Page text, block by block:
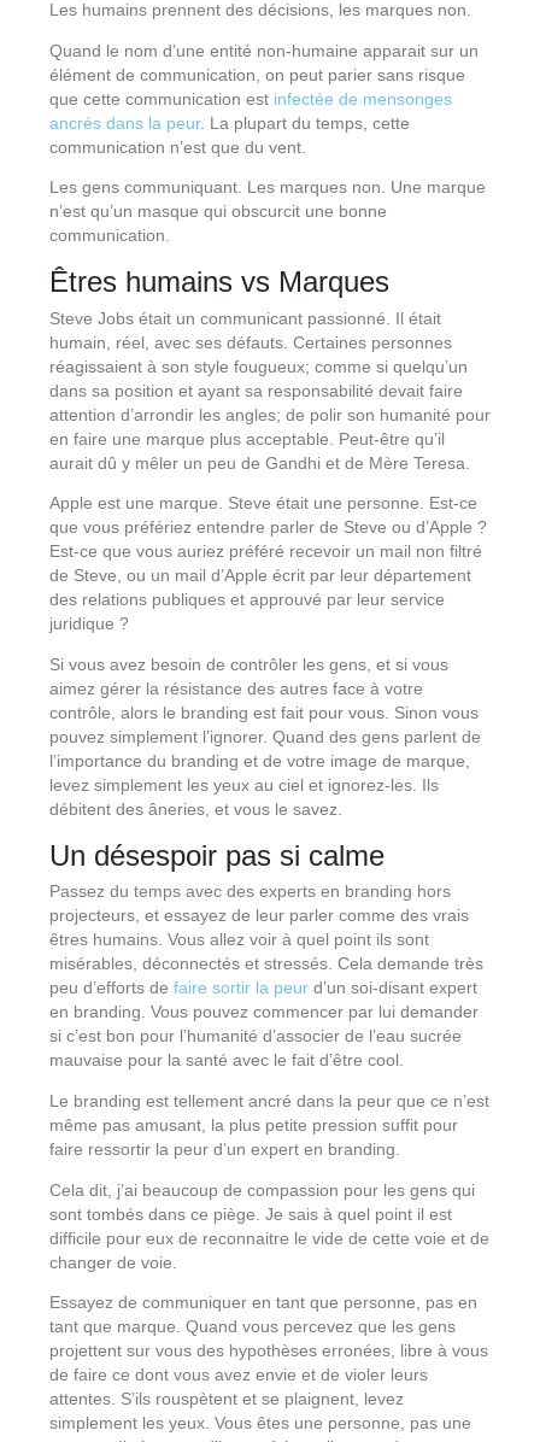
Les humains prennent des décisions, les marques non.
Quand le nom d’une entité non-humaine apparait sur un
élément de communication, on peut parier sans risque
que cette communication est infectée de mensonges
ancrés dans la peur. La plupart du temps, cette
communication n’est que du vent.
Les gens communiquant. Les marques non. Une marque
n’est qu’un masque qui obscurcit une bonne
communication.
Êtres humains vs Marques
Steve Jobs était un communicant passionné. Il était
humain, réel, avec ses défauts. Certaines personnes
réagissaient à son style fougueux; comme si quelqu’un
dans sa position et ayant sa responsabilité devait faire
attention d’arrondir les angles; de polir son humanité pour
en faire une marque plus acceptable. Peut-être qu’il
aurait dû y mêler un peu de Gandhi et de Mère Teresa.
Apple est une marque. Steve était une personne. Est-ce
que vous préfériez entendre parler de Steve ou d’Apple ?
Est-ce que vous auriez préféré recevoir un mail non filtré
de Steve, ou un mail d’Apple écrit par leur département
des relations publiques et approuvé par leur service
juridique ?
Si vous avez besoin de contrôler les gens, et si vous
aimez gérer la résistance des autres face à votre
contrôle, alors le branding est fait pour vous. Sinon vous
pouvez simplement l’ignorer. Quand des gens parlent de
l’importance du branding et de votre image de marque,
levez simplement les yeux au ciel et ignorez-les. Ils
débitent des âneries, et vous le savez.
Un désespoir pas si calme
Passez du temps avec des experts en branding hors
projecteurs, et essayez de leur parler comme des vrais
êtres humains. Vous allez voir à quel point ils sont
misérables, déconnectés et stressés. Cela demande très
peu d’efforts de faire sortir la peurd’un soi-disant expert
en branding. Vous pouvez commencer par lui demander
si c’est bon pour l’humanité d’associer de l’eau sucrée
mauvaise pour la santé avec le fait d’être cool.
Le branding est tellement ancré dans la peur que ce n’est
même pas amusant, la plus petite pression suffit pour
faire ressortir la peur d’un expert en branding.
Cela dit, j’ai beaucoup de compassion pour les gens qui
sont tombés dans ce piège. Je sais à quel point il est
difficile pour eux de reconnaitre le vide de cette voie et de
changer de voie.
Essayez de communiquer en tant que personne, pas en
tant que marque. Quand vous percevez que les gens
projettent sur vous des hypothèses erronées, libre à vous
de faire ce dont vous avez envie et de violer leurs
attentes. S’ils rouspètent et se plaignent, levez
simplement les yeux. Vous êtes une personne, pas une